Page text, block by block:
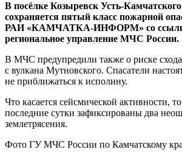
В посёлке Козыревск Усть-Камчатского
сохраняется пятый класс пожарной
РАИ «КАМЧАТКА-ИНФОРМ» со
региональное управление МЧС России.
В МЧС предупредили также о риске
с вулкана Мутновского. Спасатели
не приближаться к исполину.
Что касается сейсмической активности,
последние сутки зафиксированы два
землетрясения.
Фото ГУ МЧС России по Камчатскому